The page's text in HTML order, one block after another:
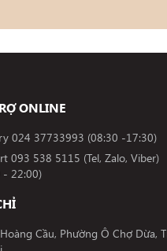
ONLINE
024 37733993 (08:30 -17:30)
093 538 5115 (Tel, Zalo, Viber)
- 22:00)
Cầu, Phường Ô Chợ Dừa,